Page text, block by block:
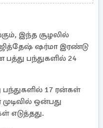
இந்த சூழலில்
ஜித்தேஷ் ஷர்மா இரண்டு
பந்துகளில் 24
17 ரன்கள்
ஒன்பது
எடுத்தது.